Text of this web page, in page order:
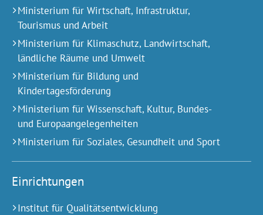
Ministerium für Wirtschaft, Infrastruktur,
Tourismus und Arbeit
Ministerium für Klimaschutz, Landwirtschaft,
ländliche Räume und Umwelt
Ministerium für Bildung und
Kindertagesförderung
Ministerium für Wissenschaft, Kultur, Bundes-
und Europa­angelegen­heiten
Ministerium für Soziales, Gesundheit und Sport
Einrichtungen
Institut für Qualitätsentwicklung